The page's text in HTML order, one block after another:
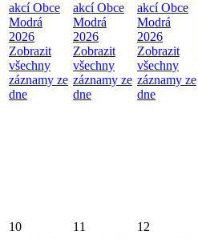
akcí Obce
Modrá
2026
Zobrazit
všechny
záznamy ze
dne
akcí Obce
Modrá
2026
Zobrazit
všechny
záznamy ze
dne
akcí Obce
Modrá
2026
Zobrazit
všechny
záznamy ze
dne
10 11 12